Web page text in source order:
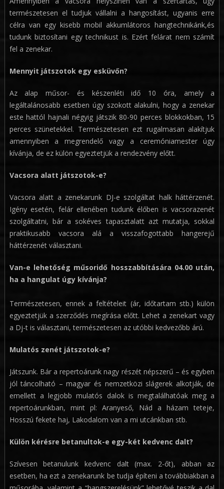
természetesen el tudjuk vállalni a hangosítást, ugyanis erre
célra van egy kisebb mobil akkumlátoros hangtechnikánk,és
tudunk biztosítani egy technikust is. Ezért felárat nem számít
fel a zenekar.
Mennyit játszotok egy esküvőn?
Az alap műsor- és készenléti idő 10 óra, amely a
legáltalánosabb esetben úgy szokott alakulni, hogy a zenekar
este hattól hajnali négyig játszik 80-90 perces blokkokban, 15
perces szünetekkel. Természetesen ezt rugalmasan alakítjuk
amennyiben a megrendelő vagy a ceremóniamester úgy
kívánja, de ez külön egyeztetjük a rendezvény előtt.
Vacsora alatt játszotok-e?
Vacsora alatt a zenekarunk DJ-e szolgáltat halk háttérzenét.
Igény esetén, felár ellenében tudunk élőben is vacsorazenét
szolgáltatni, bár a sokéves tapasztalatt azt mutatja, sokkal
praktikusabb vacsora alá a visszafogottabb hangerejű
háttérzenét választani.
Van-e lehetőség műsoridő hosszabbítására 04.00 után,
ha a hangulat úgy kívánja?
Természetesen, ennek a feltételeit (ár, időtartam stb.) külön
egyeztetjük a szerződés megírása előtt. Lehet a zenekart vagy
a Dj-t is választani, természetesen az utóbbi kedvezőbb árú.
Mulatós zenét játszotok-e?
Játszunk. Bár a repertoárunk nagy részét népszerű – és egyben
jól táncolható – magyar és nemzetközi slágerek alkotják, de
emellett a legjobb mulatós dalok is megtalálhatóak meg a
repertoárunkban, mint pl: Aranyeső, Nád a házam teteje,
Hosszú fekete haj, Lakodalom van a mi utcánkban stb.
Külön kérésre betanultok-e egy-két kedvenc dalt?
Szívesen betanulunk kedvenc dalt (max. 2-őt), abban az
esetben, ha ezt a zenekarunk be tudja építeni a továbbiakban a